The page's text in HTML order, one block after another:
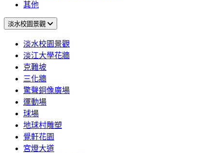
其他
淡水校園景觀
淡水校園景觀
淡江大學花牆
克難坡
三化牆
驚聲銅像廣場
運動場
球場
地球村雕塑
覺軒花園
宮燈大道